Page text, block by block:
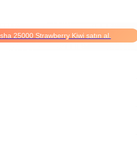
25000 Strawberry Kiwi satın al.